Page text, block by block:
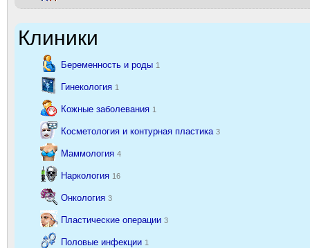
Клиники
Беременность и роды 1
Гинекология 1
Кожные заболевания 1
Косметология и контурная пластика 3
Маммология 4
Наркология 16
Онкология 3
Пластические операции 3
Половые инфекции 1